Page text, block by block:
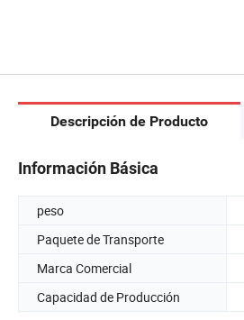
Descripción de Producto
Información Básica
peso
Paquete de Transporte
Marca Comercial
Capacidad de Producción